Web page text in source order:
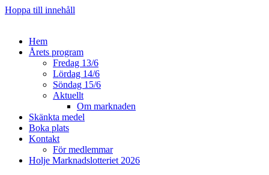
Hoppa till innehåll
Hem
Årets program
Fredag 13/6
Lördag 14/6
Söndag 15/6
Aktuellt
Om marknaden
Skänkta medel
Boka plats
Kontakt
För medlemmar
Holje Marknadslotteriet 2026